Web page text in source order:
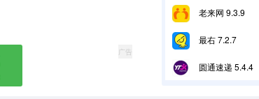
广告
老来网 9.3.9
最右 7.2.7
圆通速递 5.4.4